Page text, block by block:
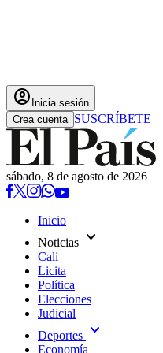
account_circle Inicia sesión
Crea cuenta SUSCRÍBETE
sábado, 8 de agosto de 2026
Inicio
Noticias expand_more
Cali
Licita
Política
Elecciones
Judicial
Deportes expand_more
Economía